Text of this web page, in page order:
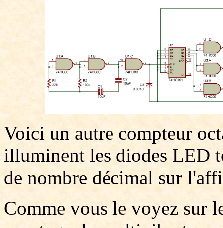
Voici un autre compteur
illuminent les diodes LED
de nombre décimal sur
Comme vous le voyez sur